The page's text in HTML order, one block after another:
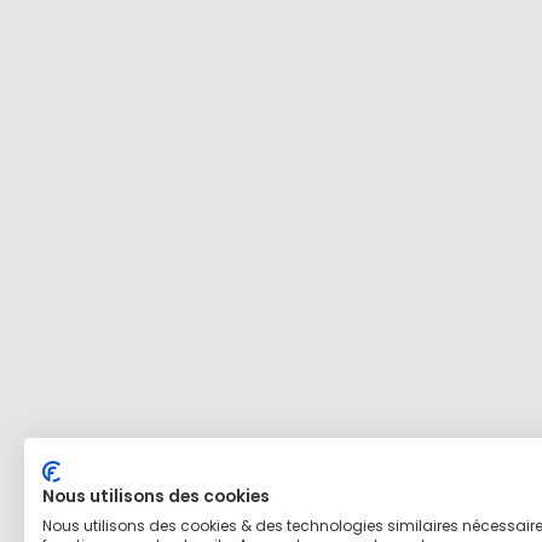
Nous utilisons des cookies
Nous utilisons des cookies & des technologies similaires